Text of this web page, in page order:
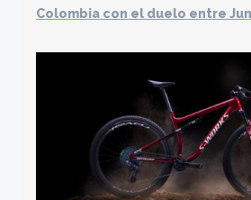
Colombia con el duelo entre